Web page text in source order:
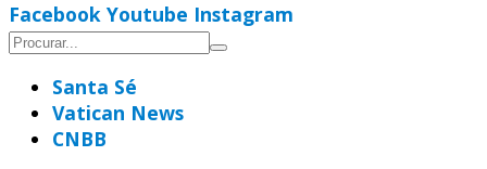
Facebook Youtube Instagram
Santa Sé
Vatican News
CNBB